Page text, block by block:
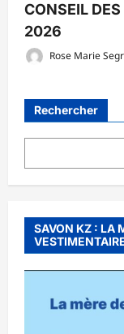
CONSEIL
2026
Rose Marie
Rechercher
SAVON KZ : LA